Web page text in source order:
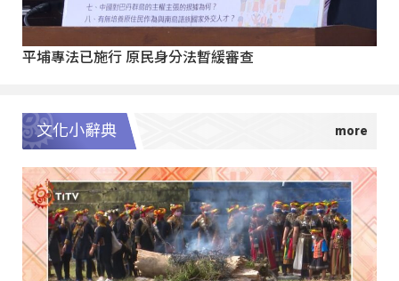
平埔專法已施行 原民身分法暫緩審查
文化小辭典